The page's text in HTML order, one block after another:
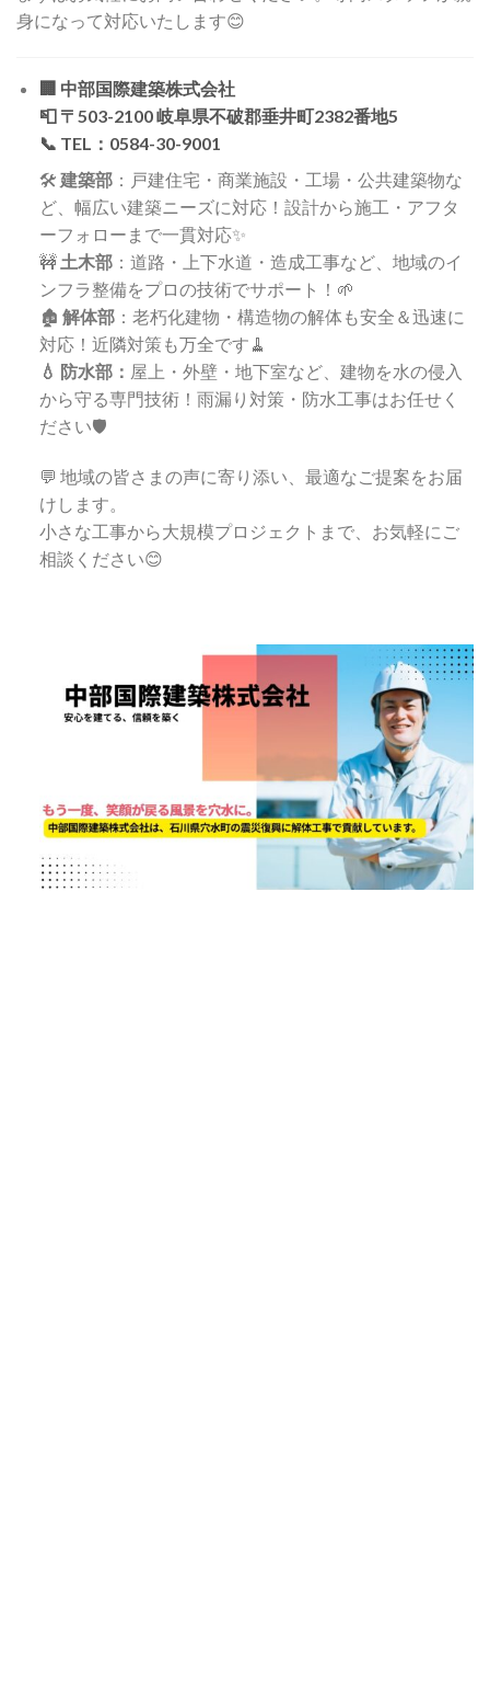
身になって対応いたします😊
🏢 中部国際建築株式会社
📮 〒503-2100 岐阜県不破郡垂井町2382番地5
📞 TEL：0584-30-9001
🛠️ 建築部：戸建住宅・商業施設・工場・公共建築物な
ど、幅広い建築ニーズに対応！設計から施工・アフタ
ーフォローまで一貫対応✨
🚧 土木部：道路・上下水道・造成工事など、地域のイ
ンフラ整備をプロの技術でサポート！🌱
🏚️ 解体部：老朽化建物・構造物の解体も安全＆迅速に
対応！近隣対策も万全です🧹
💧 防水部： 屋上・外壁・地下室など、建物を水の侵入
から守る専門技術！雨漏り対策・防水工事はお任せく
ださい🛡️
💬 地域の皆さまの声に寄り添い、最適なご提案をお届
けします。
小さな工事から大規模プロジェクトまで、お気軽にご
相談ください😊